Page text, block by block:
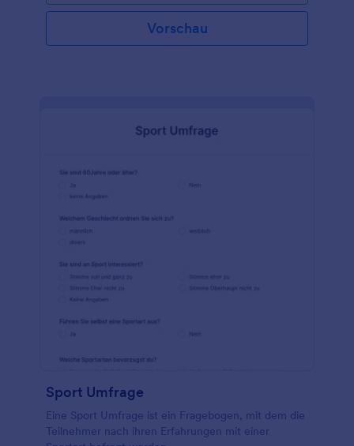
Vorschau
Sport Umfrage
Eine Sport Umfrage ist ein Fragebogen, mit dem die
Teilnehmer nach ihren Erfahrungen mit einer